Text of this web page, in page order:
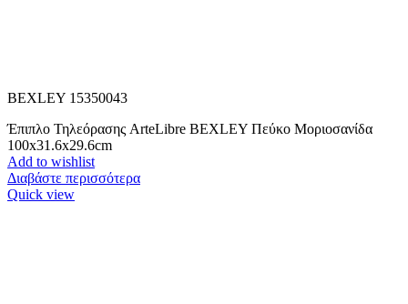
BEXLEY 15350043
Έπιπλο Τηλεόρασης ArteLibre BEXLEY Πεύκο Μοριοσανίδα
100x31.6x29.6cm
Add to wishlist
Διαβάστε περισσότερα
Quick view